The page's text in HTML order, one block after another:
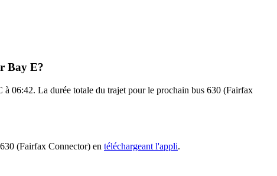
Bay E?
06:42. La durée totale du trajet pour le prochain bus 630 (Fairfax
(Fairfax Connector) en téléchargeant l'appli.